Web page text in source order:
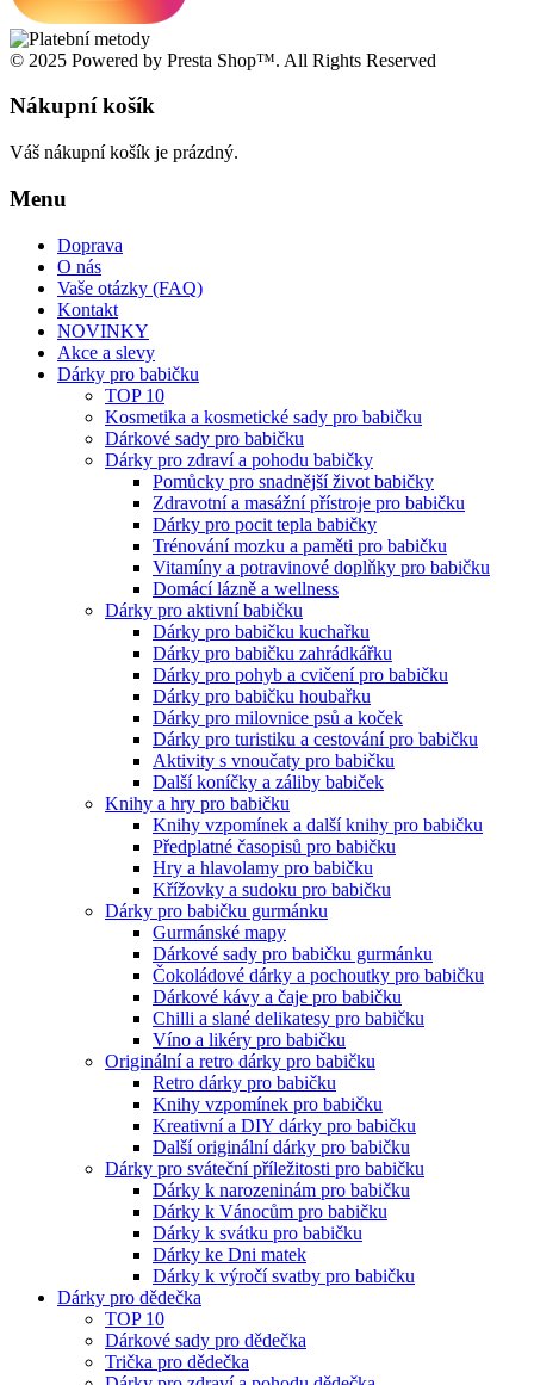
© 2025 Powered by Presta Shop™. All Rights Reserved
Nákupní košík
Váš nákupní košík je prázdný.
Menu
Doprava
O nás
Vaše otázky (FAQ)
Kontakt
NOVINKY
Akce a slevy
Dárky pro babičku
TOP 10
Kosmetika a kosmetické sady pro babičku
Dárkové sady pro babičku
Dárky pro zdraví a pohodu babičky
Pomůcky pro snadnější život babičky
Zdravotní a masážní přístroje pro babičku
Dárky pro pocit tepla babičky
Trénování mozku a paměti pro babičku
Vitamíny a potravinové doplňky pro babičku
Domácí lázně a wellness
Dárky pro aktivní babičku
Dárky pro babičku kuchařku
Dárky pro babičku zahrádkářku
Dárky pro pohyb a cvičení pro babičku
Dárky pro babičku houbařku
Dárky pro milovnice psů a koček
Dárky pro turistiku a cestování pro babičku
Aktivity s vnoučaty pro babičku
Další koníčky a záliby babiček
Knihy a hry pro babičku
Knihy vzpomínek a další knihy pro babičku
Předplatné časopisů pro babičku
Hry a hlavolamy pro babičku
Křížovky a sudoku pro babičku
Dárky pro babičku gurmánku
Gurmánské mapy
Dárkové sady pro babičku gurmánku
Čokoládové dárky a pochoutky pro babičku
Dárkové kávy a čaje pro babičku
Chilli a slané delikatesy pro babičku
Víno a likéry pro babičku
Originální a retro dárky pro babičku
Retro dárky pro babičku
Knihy vzpomínek pro babičku
Kreativní a DIY dárky pro babičku
Další originální dárky pro babičku
Dárky pro sváteční příležitosti pro babičku
Dárky k narozeninám pro babičku
Dárky k Vánocům pro babičku
Dárky k svátku pro babičku
Dárky ke Dni matek
Dárky k výročí svatby pro babičku
Dárky pro dědečka
TOP 10
Dárkové sady pro dědečka
Trička pro dědečka